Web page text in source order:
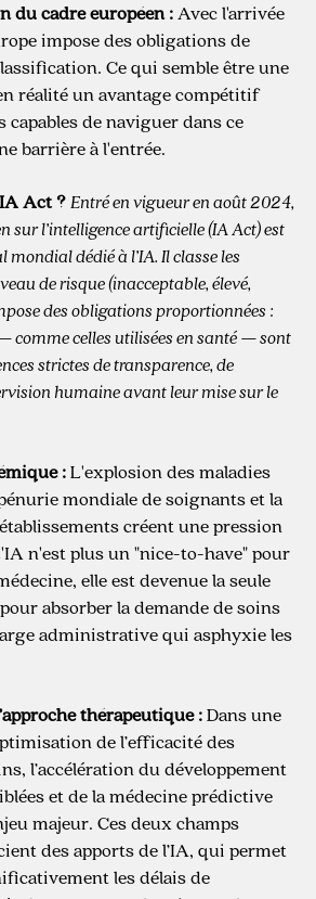
du cadre européen :Avec l'arrivée
impose des obligations de
Ce qui semble être une
réalité un avantage compétitif
capables de naviguer dans ce
barrière à l'entrée.
Act ?Entré en vigueur en août 2024,
sur l’intelligence artificielle (IA Act) est
mondial dédié à l’IA. Il classe les
de risque (inacceptable, élevé,
des obligations proportionnées :
comme celles utilisées en santé — sont
strictes de transparence, de
humaine avant leur mise sur le
:L'explosion des maladies
mondiale de soignants et la
créent une pression
n'est plus un "nice-to-have" pour
elle est devenue la seule
absorber la demande de soins
administrative qui asphyxie les
thérapeutique :Dans une
de l’efficacité des
l’accélération du développement
et de la médecine prédictive
majeur. Ces deux champs
des apports de l’IA, qui permet
les délais de